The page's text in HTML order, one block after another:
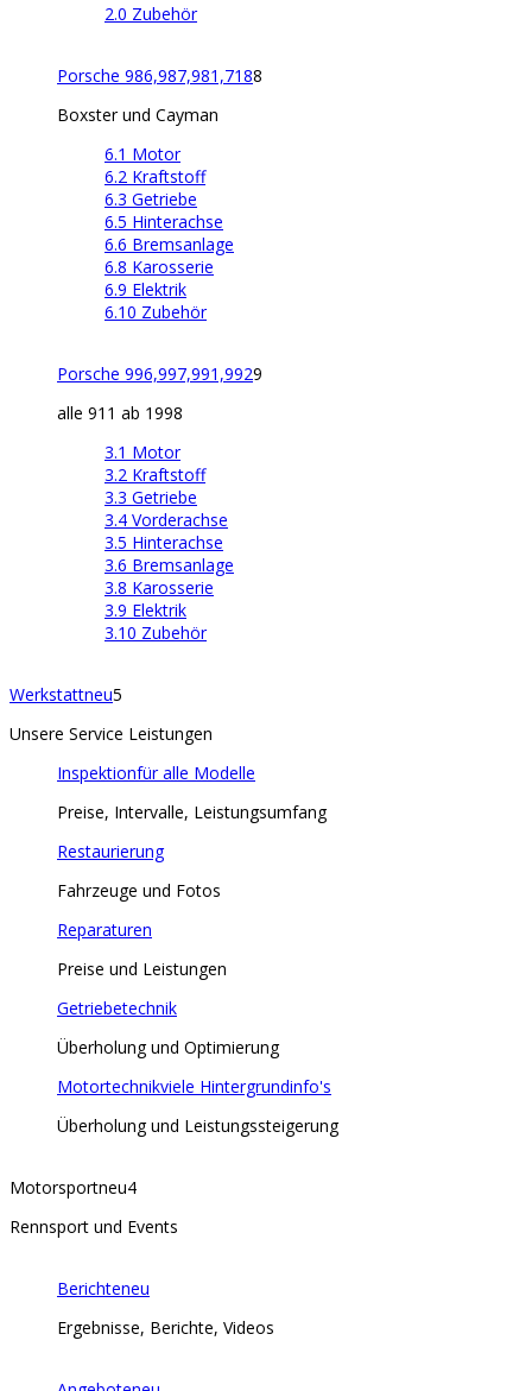
2.0 Zubehör
Porsche 986,987,981,7188
Boxster und Cayman
6.1 Motor
6.2 Kraftstoff
6.3 Getriebe
6.5 Hinterachse
6.6 Bremsanlage
6.8 Karosserie
6.9 Elektrik
6.10 Zubehör
Porsche 996,997,991,9929
alle 911 ab 1998
3.1 Motor
3.2 Kraftstoff
3.3 Getriebe
3.4 Vorderachse
3.5 Hinterachse
3.6 Bremsanlage
3.8 Karosserie
3.9 Elektrik
3.10 Zubehör
Werkstattneu5
Unsere Service Leistungen
Inspektionfür alle Modelle
Preise, Intervalle, Leistungsumfang
Restaurierung
Fahrzeuge und Fotos
Reparaturen
Preise und Leistungen
Getriebetechnik
Überholung und Optimierung
Motortechnikviele Hintergrundinfo's
Überholung und Leistungssteigerung
Motorsportneu4
Rennsport und Events
Berichteneu
Ergebnisse, Berichte, Videos